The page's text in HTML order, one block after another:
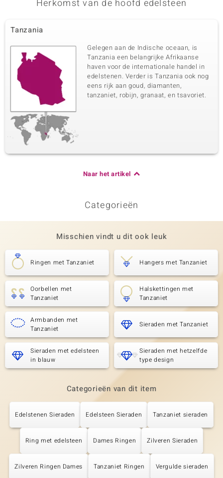
Herkomst van de hoofd edelsteen
Tanzania
Gelegen aan de Indische oceaan, is
Tanzania een belangrijke Afrikaanse
haven voor de internationale handel in
edelstenen. Verder is Tanzania ook nog
eens rijk aan goud, diamanten,
tanzaniet, robijn, granaat, en tsavoriet.
Naar het artikel
Categorieën
Misschien vindt u dit ook leuk
Ringen met Tanzaniet Hangers met Tanzaniet
Oorbellen met
Tanzaniet
Halskettingen met
Tanzaniet
Armbanden met
Tanzaniet
Sieraden met Tanzaniet
Sieraden met edelsteen
in blauw
Sieraden met hetzelfde
type design
Categorieën van dit item
Edelstenen Sieraden Edelsteen Sieraden Tanzaniet sieraden
Ring met edelsteen Dames Ringen Zilveren Sieraden
Zilveren Ringen Dames Tanzaniet Ringen Vergulde sieraden